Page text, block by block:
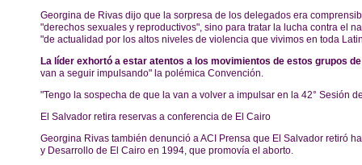
Georgina de Rivas dijo que la sorpresa de los delegados era
"derechos sexuales y reproductivos", sino para tratar la lucha contra el
"de actualidad por los altos niveles de violencia que vivimos en toda
La líder exhortó a estar atentos a los movimientos de estos grupos
van a seguir impulsando" la polémica Convención.
"Tengo la sospecha de que la van a volver a impulsar en la 42° Sesión
El Salvador retira reservas a conferencia de El Cairo
Georgina Rivas también denunció a ACI Prensa que El Salvador retiró
y Desarrollo de El Cairo en 1994, que promovía el aborto.